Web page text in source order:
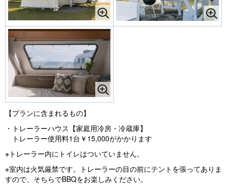
【プランに含まれるもの】
・トレーラーハウス【家庭用冷房・冷蔵庫】
トレーラー使用料1台￥15,000がかかります
※トレーラー内にトイレはついていません。
※室内は火気厳禁です。トレーラーの目の前にテントを張ってありま
すので、そちらでBBQをお楽しみください。